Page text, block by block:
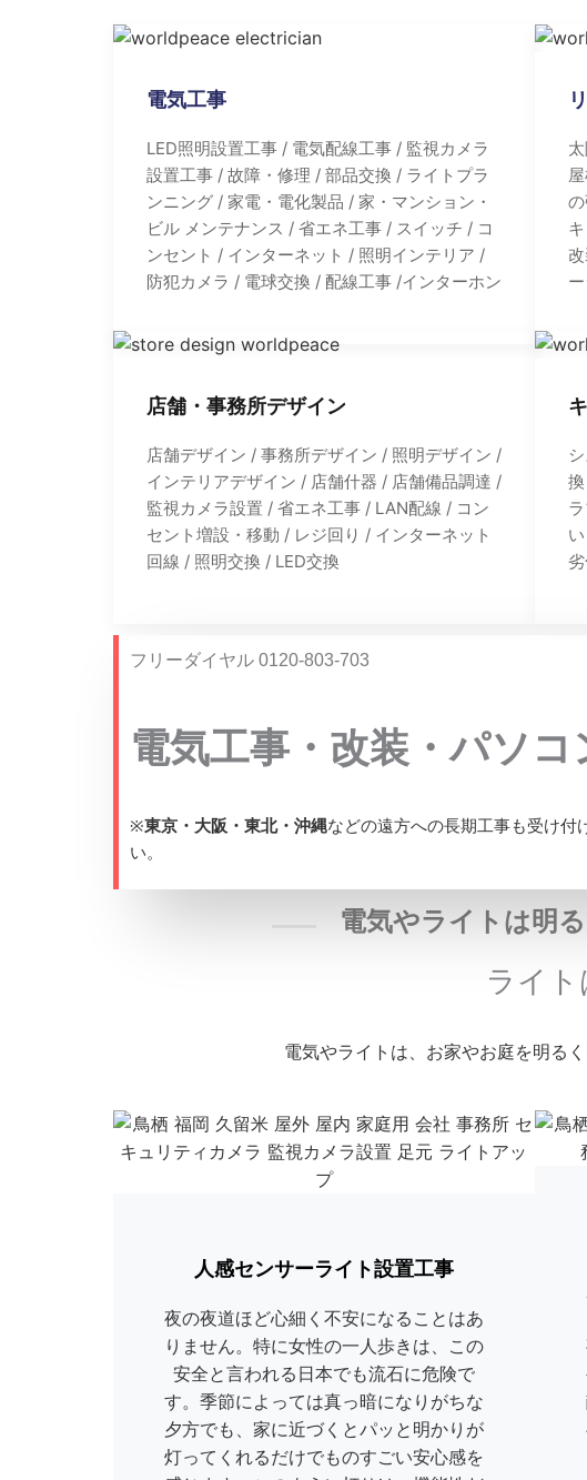
電気工事
LED照明設置工事 / 電気配線工事 / 監視カメラ
設置工事 / 故障・修理 / 部品交換 / ライトプラ
ンニング / 家電・電化製品 / 家・マンション・
ビル メンテナンス / 省エネ工事 / スイッチ / コ
ンセント / インターネット / 照明インテリア /
防犯カメラ / 電球交換 / 配線工事 /インターホン
店舗・事務所デザイン
店舗デザイン / 事務所デザイン / 照明デザイン /
インテリアデザイン / 店舗什器 / 店舗備品調達 /
監視カメラ設置 / 省エネ工事 / LAN配線 / コン
セント増設・移動 / レジ回り / インターネット
回線 / 照明交換 / LED交換
フリーダイヤル 0120-803-703
電気工事・改装・パソコ
※東京・大阪・東北・沖縄などの遠方への長期工事も受け付
い。
電気やライトは明
ライ
電気やライトは、お家やお庭を明る
人感センサーライト設置工事
夜の夜道ほど心細く不安になることはあ
りません。特に女性の一人歩きは、この
安全と言われる日本でも流石に危険で
す。季節によっては真っ暗になりがちな
夕方でも、家に近づくとパッと明かりが
灯ってくれるだけでものすごい安心感を